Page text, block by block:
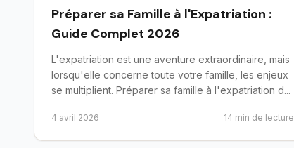
Préparer sa Famille à l'Expatriation :
Guide Complet 2026
L'expatriation est une aventure extraordinaire, mais
lorsqu'elle concerne toute votre famille, les enjeux
se multiplient. Préparer sa famille à l'expatriation d...
4 avril 2026 14 min de lecture